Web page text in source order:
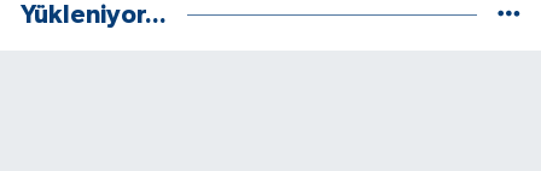
Yükleniyor...